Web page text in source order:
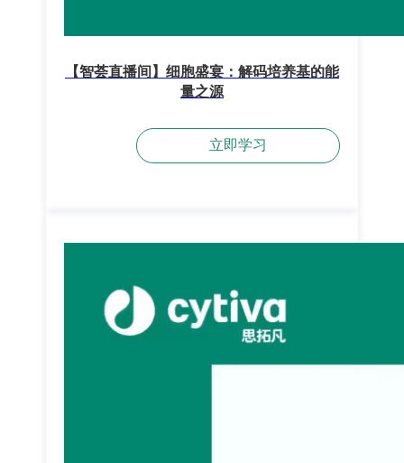
【智荟直播间】细胞盛宴：解码培养基的能
量之源
立即学习